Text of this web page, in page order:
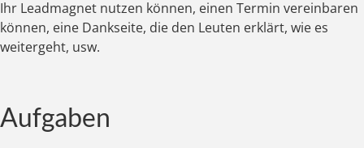
Ihr Leadmagnet nutzen können, einen Termin vereinbaren
können, eine Dankseite, die den Leuten erklärt, wie es
weitergeht, usw.
Aufgaben